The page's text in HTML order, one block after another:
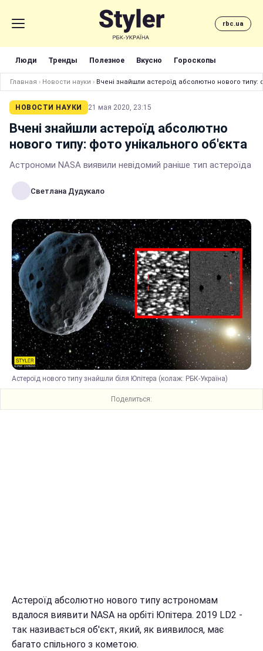
rbc.ua
Люди Тренды Полезное Вкусно Гороскопы
Главная › Новости науки › Вчені знайшли астероїд абсолютно нового типу:
НОВОСТИ НАУКИ 21 мая 2020, 23:15
Вчені знайшли астероїд абсолютно
нового типу: фото унікального об'єкта
Астрономи NASA виявили невідомий раніше тип астероїда
Светлана Дудукало
Астероїд нового типу знайшли біля Юпітера (колаж: РБК-Україна)
Поделиться:
Астероїд абсолютно нового типу астрономам
вдалося виявити NASA на орбіті Юпітера. 2019 LD2 -
так називається об'єкт, який, як виявилося, має
багато спільного з кометою.